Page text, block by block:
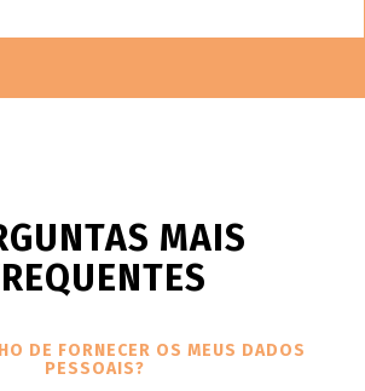
MAIS
DE FORNECER OS MEUS DADOS
PESSOAIS?